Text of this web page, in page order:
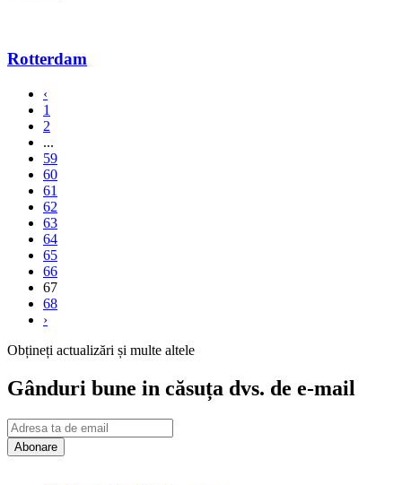
Rotterdam
‹
1
2
...
59
60
61
62
63
64
65
66
67
68
›
Obțineți actualizări și multe altele
Gânduri bune in căsuța dvs. de e-mail
Abonare